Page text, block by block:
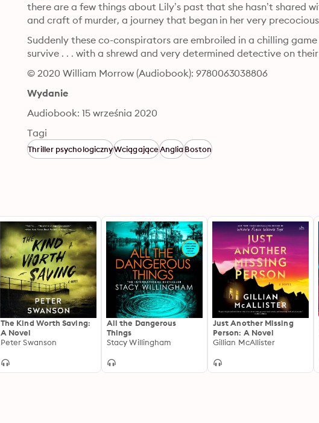
there are a few things about Lily’s past that she hasn’t shared
and craft of murder, a journey that began in her very
Suddenly these co-conspirators are embroiled in a chilling
survive . . . with a shrewd and very determined detective on
© 2020 William Morrow (Audiobook): 9780063038806
Wydanie
Audiobook: 15 września 2020
Tagi
Thriller psychologicznyWciągająceAngliaBoston
The Kind Worth Saving:
A Novel
Peter Swanson
All the Dangerous
Things
Stacy Willingham
Just Another Missing
Person: A Novel
Gillian McAllister